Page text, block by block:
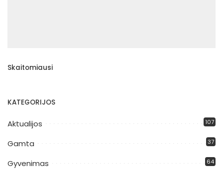
Skaitomiausi
KATEGORIJOS
Aktualijos 107
Gamta 37
Gyvenimas 64